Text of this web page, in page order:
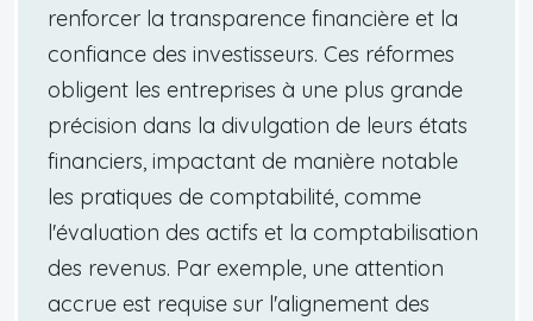
renforcer la transparence financière et la
confiance des investisseurs. Ces réformes
obligent les entreprises à une plus grande
précision dans la divulgation de leurs états
financiers, impactant de manière notable
les pratiques de comptabilité, comme
l'évaluation des actifs et la comptabilisation
des revenus. Par exemple, une attention
accrue est requise sur l'alignement des